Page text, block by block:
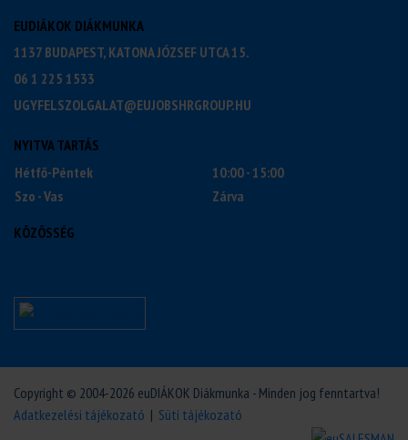
EUDIÁKOK DIÁKMUNKA
1137 BUDAPEST, KATONA JÓZSEF UTCA 15.
06 1 225 1533
UGYFELSZOLGALAT@EUJOBSHRGROUP.HU
NYITVA TARTÁS
Hétfő-Péntek
10:00 - 15:00
Szo - Vas
Zárva
KÖZÖSSÉG
Copyright © 2004-2026 euDIÁKOK Diákmunka - Minden jog fenntartva!
Adatkezelési tájékozató | Süti tájékozató